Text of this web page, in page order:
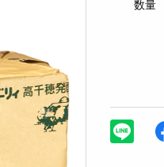
数量